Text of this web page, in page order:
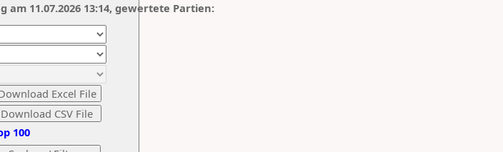
100
am 11.07.2026 13:14, gewertete Partien: